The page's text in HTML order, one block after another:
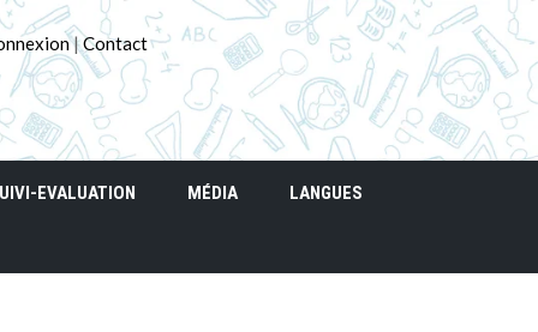
|Contact
EVALUATION MÉDIA LANGUES